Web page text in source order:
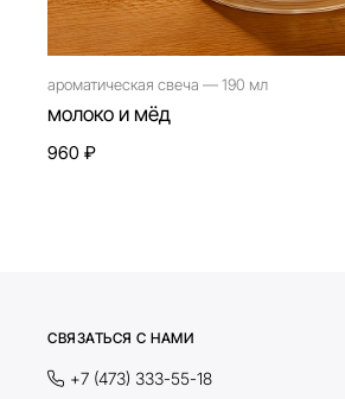
ароматическая свеча — 190 мл
молоко и мёд
960 ₽
СВЯЗАТЬСЯ С НАМИ
+7 (473) 333-55-18